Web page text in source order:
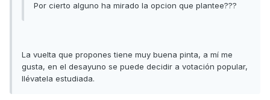
Por cierto alguno ha mirado la opcion que plantee???
La vuelta que propones tiene muy buena pinta, a mí me
gusta, en el desayuno se puede decidir a votación popular,
llévatela estudiada.